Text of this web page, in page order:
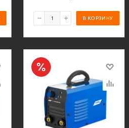
В КОРЗИНУ